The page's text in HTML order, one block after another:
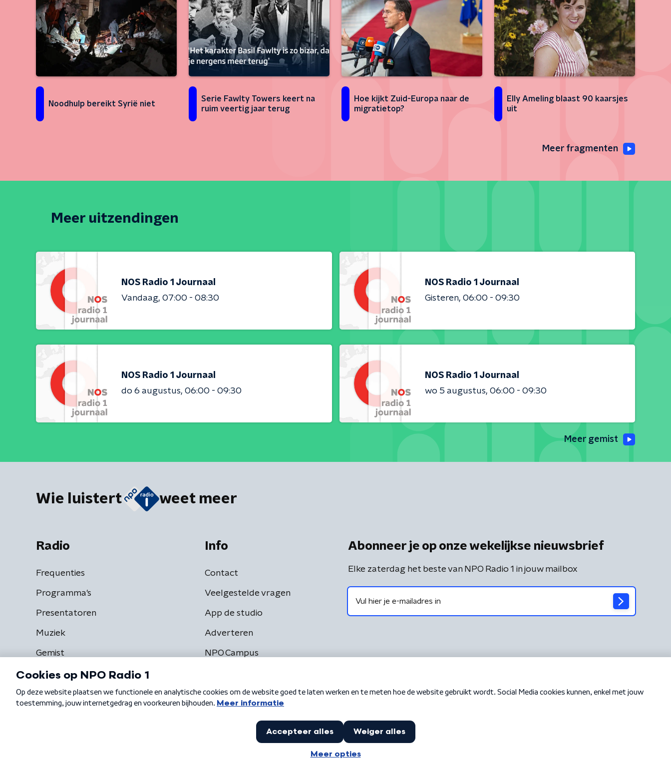
Noodhulp bereikt Syrië niet
Serie Fawlty Towers keert na
ruim veertig jaar terug
Hoe kijkt Zuid-Europa naar de
migratietop?
Elly Ameling blaast 90 kaarsjes
uit
Meer fragmenten
Meer uitzendingen
NOS Radio 1 Journaal
Vandaag 07:00 - 08:30
NOS Radio 1 Journaal
Gisteren 06:00 - 09:30
NOS Radio 1 Journaal
do 6 augustus 06:00 - 09:30
NOS Radio 1 Journaal
wo 5 augustus 06:00 - 09:30
Meer gemist
Wie luistert weet meer
Radio
Frequenties
Programma's
Presentatoren
Muziek
Gemist
Info
Contact
Veelgestelde vragen
App de studio
Adverteren
NPO Campus
Abonneer je op onze wekelijkse nieuwsbrief
Elke zaterdag het beste van NPO Radio 1 in jouw mailbox
Algemene voorwaarden Privacybeleid